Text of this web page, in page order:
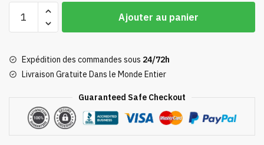
Ajouter au panier
Expédition des commandes sous 24/72h
Livraison Gratuite Dans le Monde Entier
Guaranteed Safe Checkout